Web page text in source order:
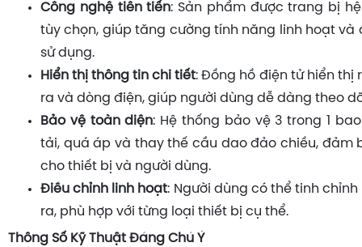
Công nghệ tiên tiến: Sản phẩm được trang bị
tùy chọn, giúp tăng cường tính năng linh hoạt và
sử dụng.
Hiển thị thông tin chi tiết: Đồng hồ điện tử hiển thị
ra và dòng điện, giúp người dùng dễ dàng theo
Bảo vệ toàn diện: Hệ thống bảo vệ 3 trong 1
tải, quá áp và thay thế cầu dao đảo chiều, đảm
cho thiết bị và người dùng.
Điều chỉnh linh hoạt: Người dùng có thể tinh
ra, phù hợp với từng loại thiết bị cụ thể.
Thông Số Kỹ Thuật Đáng Chú Ý